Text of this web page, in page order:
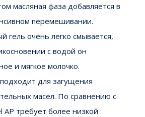
масляная фаза добавляется в
перемешивании.
гель очень легко смывается,
с водой он
и мягкое молочко.
для загущения
масел. По сравнению с
AP требует более низкой